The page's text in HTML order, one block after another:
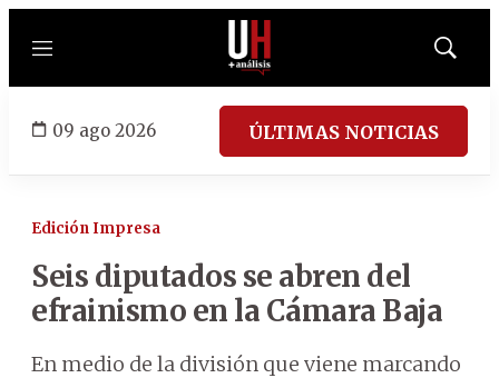
Menú
Mostrar
09 ago 2026 ÚLTIMAS NOTICIAS
Edición Impresa
Seis diputados se abren del
efrainismo en la Cámara Baja
En medio de la división que viene marcando